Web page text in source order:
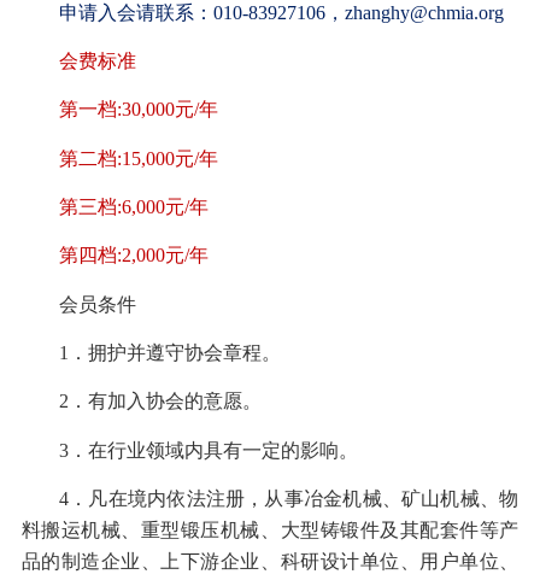
申请入会请联系： 010-83927106，zhanghy@chmia.org
会费标准
第一档:30,000元/年
第二档:15,000元/年
第三档:6,000元/年
第四档:2,000元/年
会员条件
1．拥护并遵守协会章程。
2．有加入协会的意愿。
3．在行业领域内具有一定的影响。
4．凡在境内依法注册，从事冶金机械、矿山机械、物
料搬运机械、重型锻压机械、大型铸锻件及其配套件等产
品的制造企业、上下游企业、科研设计单位、用户单位、